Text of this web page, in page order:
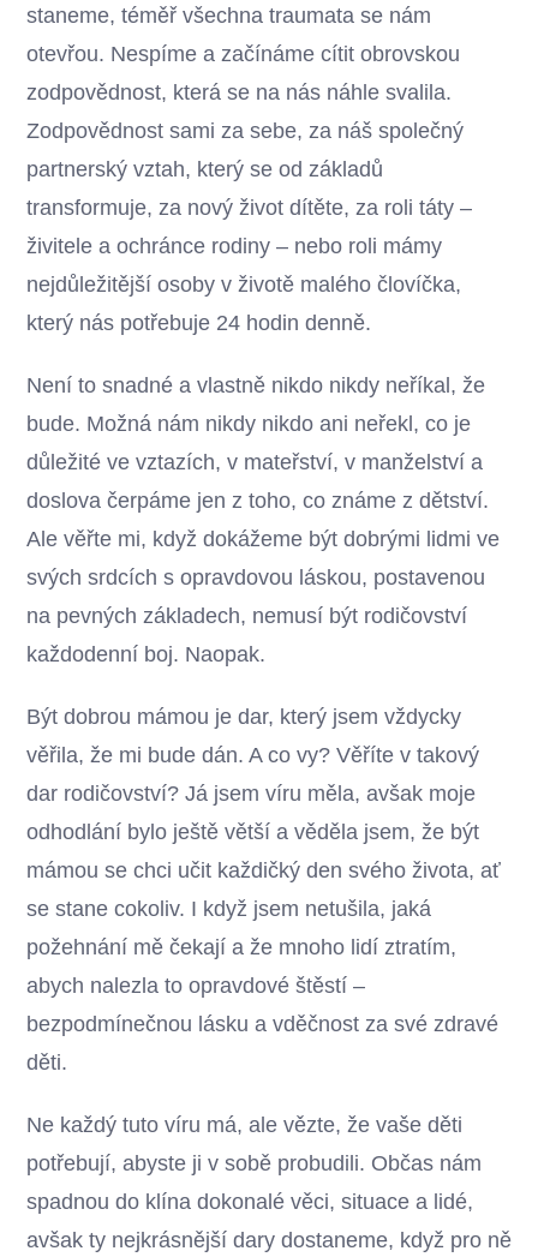
staneme, téměř všechna traumata se nám
otevřou. Nespíme a začínáme cítit obrovskou
zodpovědnost, která se na nás náhle svalila.
Zodpovědnost sami za sebe, za náš společný
partnerský vztah, který se od základů
transformuje, za nový život dítěte, za roli táty –
živitele a ochránce rodiny – nebo roli mámy
nejdůležitější osoby v životě malého človíčka,
který nás potřebuje 24 hodin denně.
Není to snadné a vlastně nikdo nikdy neříkal, že
bude. Možná nám nikdy nikdo ani neřekl, co je
důležité ve vztazích, v mateřství, v manželství a
doslova čerpáme jen z toho, co známe z dětství.
Ale věřte mi, když dokážeme být dobrými lidmi ve
svých srdcích s opravdovou láskou, postavenou
na pevných základech, nemusí být rodičovství
každodenní boj. Naopak.
Být dobrou mámou je dar, který jsem vždycky
věřila, že mi bude dán. A co vy? Věříte v takový
dar rodičovství? Já jsem víru měla, avšak moje
odhodlání bylo ještě větší a věděla jsem, že být
mámou se chci učit každičký den svého života, ať
se stane cokoliv. I když jsem netušila, jaká
požehnání mě čekají a že mnoho lidí ztratím,
abych nalezla to opravdové štěstí –
bezpodmínečnou lásku a vděčnost za své zdravé
děti.
Ne každý tuto víru má, ale vězte, že vaše děti
potřebují, abyste ji v sobě probudili. Občas nám
spadnou do klína dokonalé věci, situace a lidé,
avšak ty nejkrásnější dary dostaneme, když pro ně